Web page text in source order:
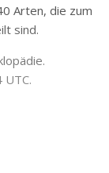
Arten, die zum
sind.
UTC.